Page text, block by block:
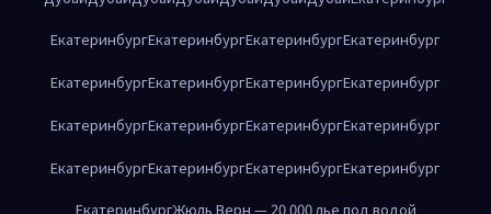
ЕкатеринбургЕкатеринбургЕкатеринбургЕкатеринбург
ЕкатеринбургЕкатеринбургЕкатеринбургЕкатеринбург
ЕкатеринбургЕкатеринбургЕкатеринбургЕкатеринбург
ЕкатеринбургЕкатеринбургЕкатеринбургЕкатеринбург
ЕкатеринбургЖюль Верн — 20 000 лье под водой